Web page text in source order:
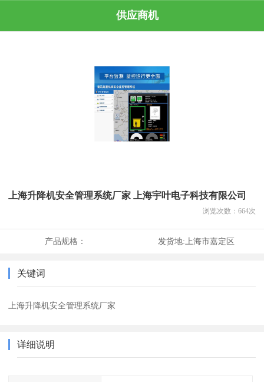
供应商机
上海升降机安全管理系统厂家 上海宇叶电子科技有限公司
浏览次数： 664次
产品规格： 发货地:上海市嘉定区
关键词
上海升降机安全管理系统厂家
详细说明